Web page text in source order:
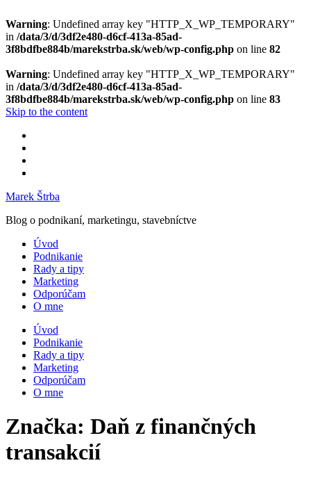
Warning: Undefined array key "HTTP_X_WP_TEMPORARY"
in /data/3/d/3df2e480-d6cf-413a-85ad-
3f8bdfbe884b/marekstrba.sk/web/wp-config.php on line 82
Warning: Undefined array key "HTTP_X_WP_TEMPORARY"
in /data/3/d/3df2e480-d6cf-413a-85ad-
3f8bdfbe884b/marekstrba.sk/web/wp-config.php on line 83
Skip to the content
Marek Štrba
Blog o podnikaní, marketingu, stavebníctve
Úvod
Podnikanie
Rady a tipy
Marketing
Odporúčam
O mne
Úvod
Podnikanie
Rady a tipy
Marketing
Odporúčam
O mne
Značka: Daň z finančných
transakcií